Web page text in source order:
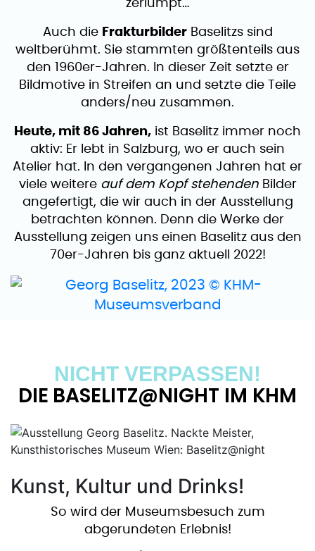
zerlumpt…
Auch die FrakturbilderBaselitzs sind
weltberühmt. Sie stammten größtenteils aus
den 1960er-Jahren. In dieser Zeit setzte er
Bildmotive in Streifen an und setzte die Teile
anders/neu zusammen.
Heute, mit 86 Jahren, ist Baselitz immer noch
aktiv: Er lebt in Salzburg, wo er auch sein
Atelier hat. In den vergangenen Jahren hat er
viele weitere auf dem Kopf stehendenBilder
angefertigt, die wir auch in der Ausstellung
betrachten können. Denn die Werke der
Ausstellung zeigen uns einen Baselitz aus den
70er-Jahren bis ganz aktuell 2022!
NICHT VERPASSEN!
DIE BASELITZ@NIGHT IM KHM
Kunst, Kultur und Drinks!
So wird der Museumsbesuch zum
abgerundeten Erlebnis!